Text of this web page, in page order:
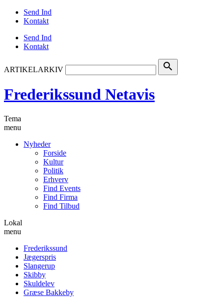
Send Ind
Kontakt
Send Ind
Kontakt
ARTIKELARKIV search
Frederikssund Netavis
Tema
menu
Nyheder
Forside
Kultur
Politik
Erhverv
Find Events
Find Firma
Find Tilbud
Lokal
menu
Frederikssund
Jægerspris
Slangerup
Skibby
Skuldelev
Græse Bakkeby